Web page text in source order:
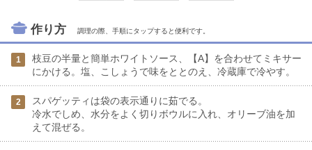
作り方 調理の際、手順にタップすると便利です。
1
枝豆の半量と簡単ホワイトソース、【A】を合わせてミキサー
にかける。塩、こしょうで味をととのえ、冷蔵庫で冷やす。
2
スパゲッティは袋の表示通りに茹でる。
冷水でしめ、水分をよく切りボウルに入れ、オリーブ油を加
えて混ぜる。